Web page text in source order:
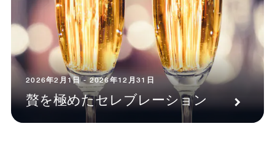
2026年2月1日 - 2026年12月31日
贅を極めたセレブレーション